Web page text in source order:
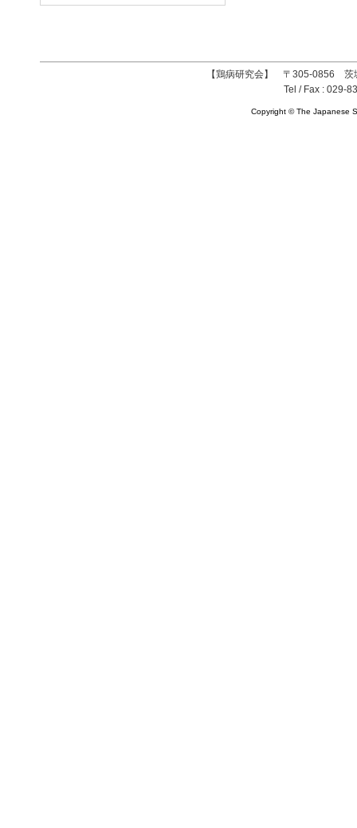
【鶏病研究会】 〒305-0856 茨
Tel / Fax : 029-
Copyright © The Japanese